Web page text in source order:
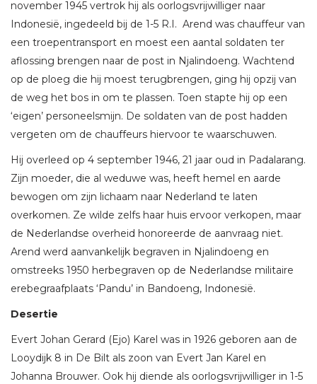
november 1945 vertrok hij als oorlogsvrijwilliger naar
Indonesië, ingedeeld bij de 1-5 R.I. Arend was chauffeur van
een troepentransport en moest een aantal soldaten ter
aflossing brengen naar de post in Njalindoeng. Wachtend
op de ploeg die hij moest terugbrengen, ging hij opzij van
de weg het bos in om te plassen. Toen stapte hij op een
‘eigen’ personeelsmijn. De soldaten van de post hadden
vergeten om de chauffeurs hiervoor te waarschuwen.
Hij overleed op 4 september 1946, 21 jaar oud in Padalarang.
Zijn moeder, die al weduwe was, heeft hemel en aarde
bewogen om zijn lichaam naar Nederland te laten
overkomen. Ze wilde zelfs haar huis ervoor verkopen, maar
de Nederlandse overheid honoreerde de aanvraag niet.
Arend werd aanvankelijk begraven in Njalindoeng en
omstreeks 1950 herbegraven op de Nederlandse militaire
erebegraafplaats ‘Pandu’ in Bandoeng, Indonesië.
Desertie
Evert Johan Gerard (Ejo) Karel was in 1926 geboren aan de
Looydijk 8 in De Bilt als zoon van Evert Jan Karel en
Johanna Brouwer. Ook hij diende als oorlogsvrijwilliger in 1-5